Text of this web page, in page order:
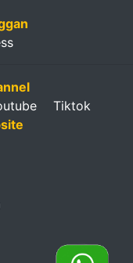
Tiktok